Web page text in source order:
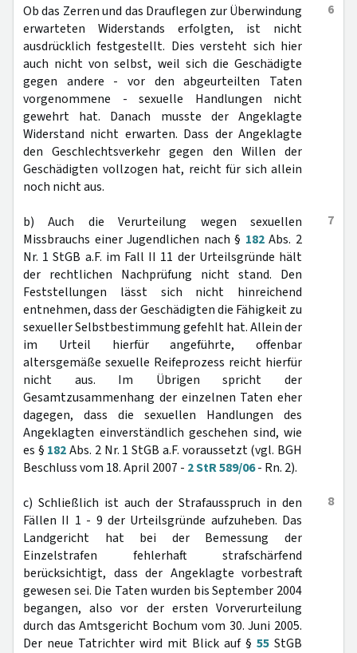
6
Ob das Zerren und das Drauflegen zur Überwindung
erwarteten Widerstands erfolgten, ist nicht
ausdrücklich festgestellt. Dies versteht sich hier
auch nicht von selbst, weil sich die Geschädigte
gegen andere - vor den abgeurteilten Taten
vorgenommene - sexuelle Handlungen nicht
gewehrt hat. Danach musste der Angeklagte
Widerstand nicht erwarten. Dass der Angeklagte
den Geschlechtsverkehr gegen den Willen der
Geschädigten vollzogen hat, reicht für sich allein
noch nicht aus.
7
b) Auch die Verurteilung wegen sexuellen
Missbrauchs einer Jugendlichen nach § 182Abs. 2
Nr. 1 StGB a.F. im Fall II 11 der Urteilsgründe hält
der rechtlichen Nachprüfung nicht stand. Den
Feststellungen lässt sich nicht hinreichend
entnehmen, dass der Geschädigten die Fähigkeit zu
sexueller Selbstbestimmung gefehlt hat. Allein der
im Urteil hierfür angeführte, offenbar
altersgemäße sexuelle Reifeprozess reicht hierfür
nicht aus. Im Übrigen spricht der
Gesamtzusammenhang der einzelnen Taten eher
dagegen, dass die sexuellen Handlungen des
Angeklagten einverständlich geschehen sind, wie
es § 182Abs. 2 Nr. 1 StGB a.F. voraussetzt (vgl. BGH
Beschluss vom 18. April 2007 - 2 StR 589/06- Rn. 2).
8
c) Schließlich ist auch der Strafausspruch in den
Fällen II 1 - 9 der Urteilsgründe aufzuheben. Das
Landgericht hat bei der Bemessung der
Einzelstrafen fehlerhaft strafschärfend
berücksichtigt, dass der Angeklagte vorbestraft
gewesen sei. Die Taten wurden bis September 2004
begangen, also vor der ersten Vorverurteilung
durch das Amtsgericht Bochum vom 30. Juni 2005.
Der neue Tatrichter wird mit Blick auf § 55 StGB